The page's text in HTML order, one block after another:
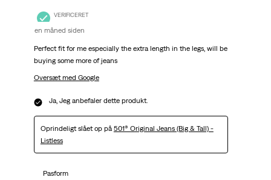
VERIFICERET
en måned siden
Perfect fit for me especially the extra length in the legs, will be
buying some more of jeans
Oversæt med Google
Ja, Jeg anbefaler dette produkt.
Oprindeligt slået op på 501® Original Jeans (Big & Tall) -
Listless
Pasform